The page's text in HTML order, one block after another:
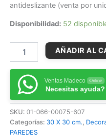
antideslizante (venta por
Disponibilidad: 52
AÑADIR AL
Ventas Madeco Online
Necesitas ayuda?
SKU: 01-066-00075-607
Categorías: 30 X 30 cm.,
PAREDES